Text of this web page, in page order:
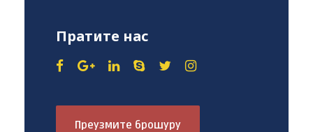
Пратите нас
Преузмите брошуру